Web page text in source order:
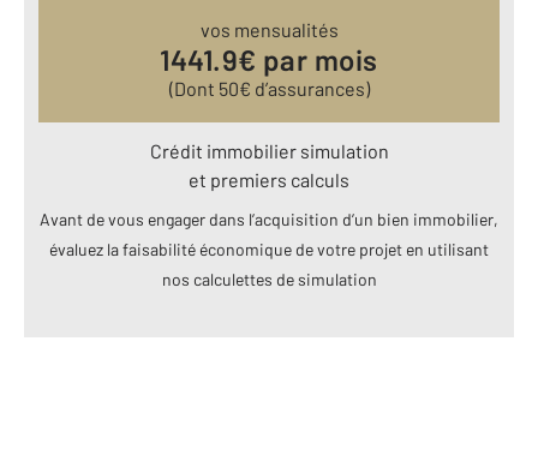
vos mensualités
1441.9€ par mois
(Dont 50€ d’assurances)
Crédit immobilier simulation
et premiers calculs
Avant de vous engager dans l’acquisition d’un bien immobilier,
évaluez la faisabilité économique de votre projet en utilisant
nos calculettes de simulation